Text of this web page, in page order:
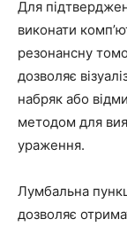
Для
виконати
резонансну
дозволяє
набряк або
методом для
ураження.
Лумбальна
дозволяє